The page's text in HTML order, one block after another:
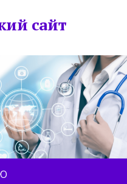
сайт